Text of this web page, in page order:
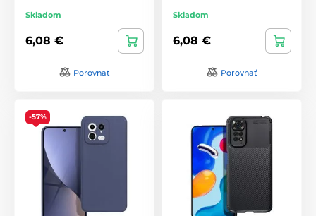
Skladom
6,08 €
Porovnať
Skladom
6,08 €
Porovnať
-57%